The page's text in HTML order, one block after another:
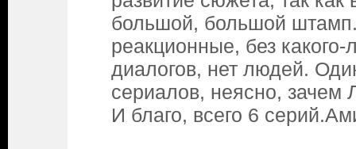
большой, большой
реакционные, без
диалогов, нет людей.
сериалов, неясно, зачем
И благо, всего 6